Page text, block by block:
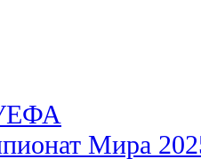
Мира